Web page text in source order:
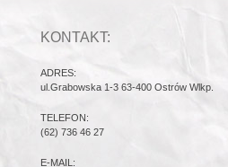
KONTAKT:
ADRES:
ul.Grabowska 1-3 63-400 Ostrów Wlkp.
TELEFON:
(62) 736 46 27
E-MAIL: